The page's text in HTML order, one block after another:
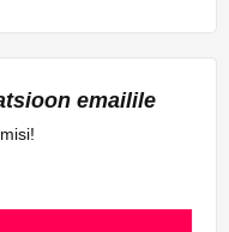
emailile